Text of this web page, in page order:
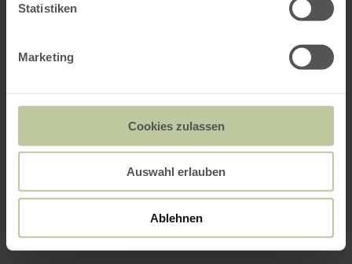
Statistiken
Marketing
Cookies zulassen
Auswahl erlauben
Ablehnen